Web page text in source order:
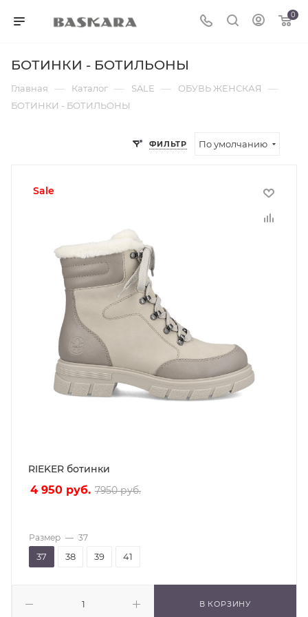
0
БОТИНКИ - БОТИЛЬОНЫ
Главная — Каталог — SALE — ОБУВЬ ЖЕНСКАЯ —
БОТИНКИ - БОТИЛЬОНЫ
ФИЛЬТР По умолчанию
sale
RIEKER ботинки
4 950 руб. 7950руб.
В КОРЗИНУ
Размер — 37
37 38 39 41